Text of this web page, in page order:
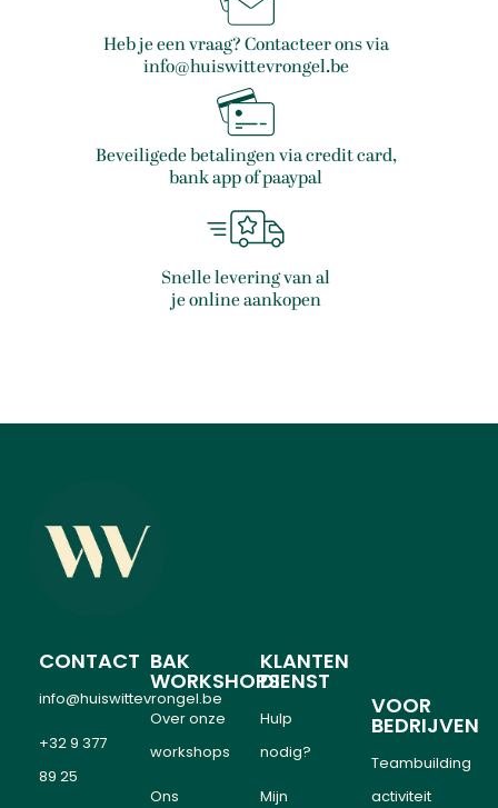
Heb je een vraag? Contacteer ons via
info@huiswittevrongel.be
Beveiligede betalingen via credit card,
bank app of paaypal
Snelle levering van al
je online aankopen
CONTACT
info@huiswittevrongel.be
+32 9 377
89 25
BAK
WORKSHOPS
Over onze
workshops
Ons
KLANTEN
DIENST
Hulp
nodig?
Mijn
VOOR
BEDRIJVEN
Teambuilding
activiteit